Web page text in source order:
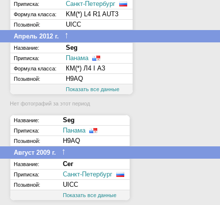
Приписка: Санкт-Петербург
Формула класса: KM(*) L4 R1 AUT3
Позывной:
UICC
Апрель 2012 г.
↑
Название: Seg
Приписка: Панама
Формула класса: КМ(*) Л4 I А3
Позывной: H9AQ
Показать все данные
Нет фотографий за этот период
Название: Seg
Приписка: Панама
Позывной:
H9AQ
Август 2009 г.
↑
Название: Сег
Приписка: Санкт-Петербург
Позывной: UICC
Показать все данные